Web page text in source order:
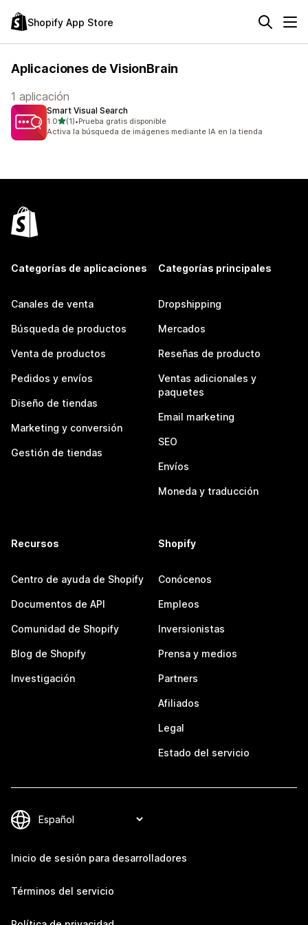
Shopify App Store
Aplicaciones de VisionBrain
1 aplicación
Smart Visual Search
1.0de 5 estrellas
(1)
1 reseñas en total
•Prueba gratis disponible
Activa la búsqueda de imágenes mediante IA en la tienda
Categorías de aplicaciones
Canales de venta
Búsqueda de productos
Venta de productos
Pedidos y envíos
Diseño de tiendas
Marketing y conversión
Gestión de tiendas
Categorías principales
Dropshipping
Mercados
Reseñas de producto
Ventas adicionales y
paquetes
Email marketing
SEO
Envíos
Moneda y traducción
Recursos
Centro de ayuda de Shopify
Documentos de API
Comunidad de Shopify
Blog de Shopify
Investigación
Shopify
Conócenos
Empleos
Inversionistas
Prensa y medios
Partners
Afiliados
Legal
Estado del servicio
Inicio de sesión para desarrolladores
Términos del servicio